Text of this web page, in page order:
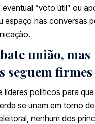
“voto útil” ou
espaço nas conversas
união, mas
seguem firmes
líderes políticos para
se unam em torno
nenhum dos